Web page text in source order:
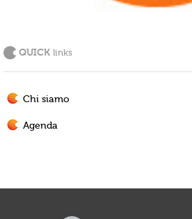
QUICK links
Chi siamo
Agenda